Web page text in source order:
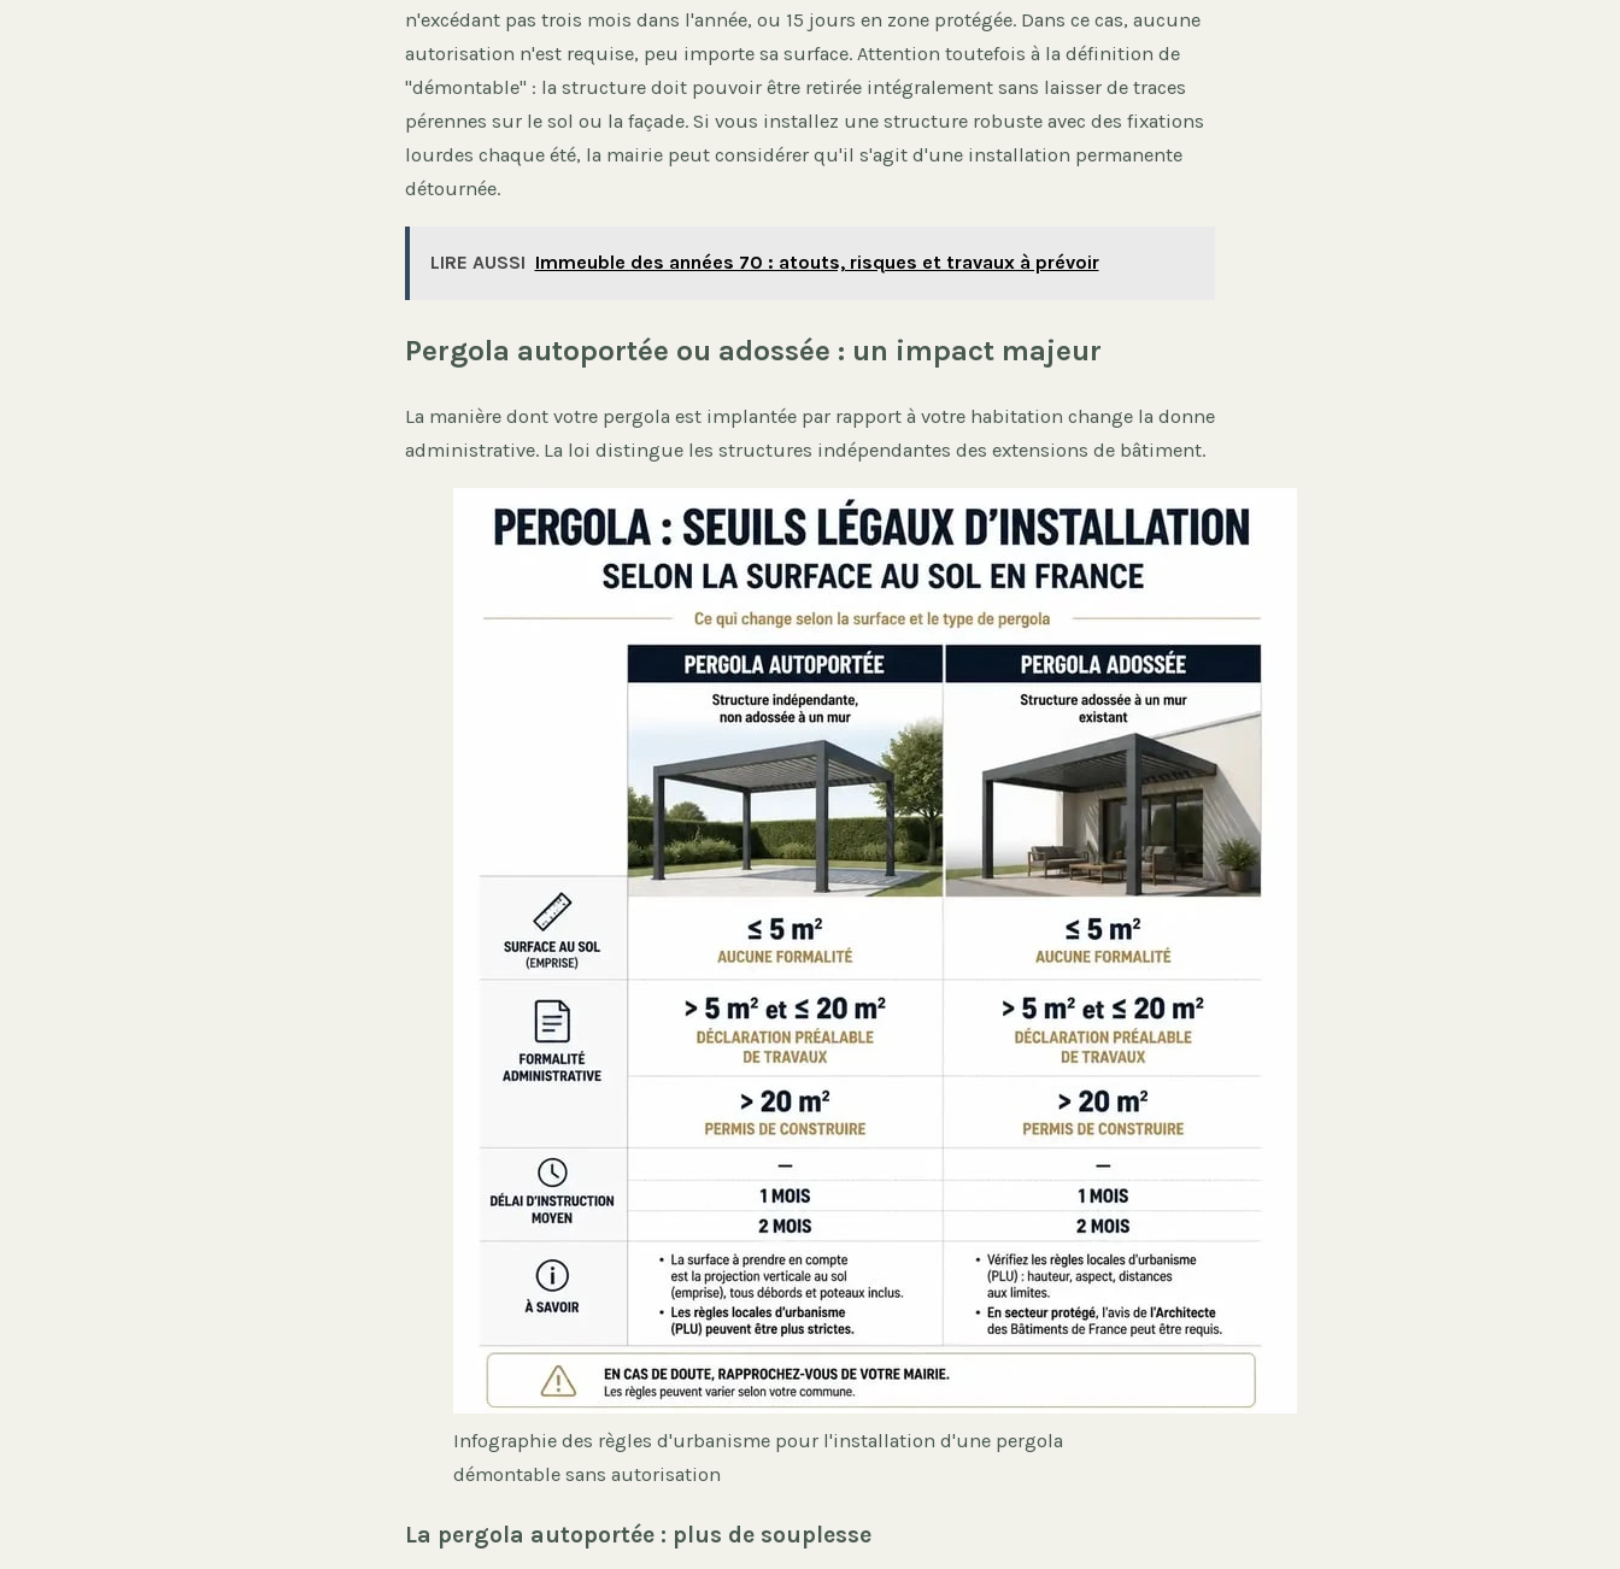
n'excédant pas trois mois dans l'année, ou 15 jours en zone protégée. Dans ce cas, aucune
autorisation n'est requise, peu importe sa surface. Attention toutefois à la définition de
"démontable" : la structure doit pouvoir être retirée intégralement sans laisser de traces
pérennes sur le sol ou la façade. Si vous installez une structure robuste avec des fixations
lourdes chaque été, la mairie peut considérer qu'il s'agit d'une installation permanente
détournée.
LIRE AUSSI Immeuble des années 70 : atouts, risques et travaux à prévoir
Pergola autoportée ou adossée : un impact majeur
La manière dont votre pergola est implantée par rapport à votre habitation change la donne
administrative. La loi distingue les structures indépendantes des extensions de bâtiment.
Infographie des règles d'urbanisme pour l'installation d'une pergola
démontable sans autorisation
La pergola autoportée : plus de souplesse